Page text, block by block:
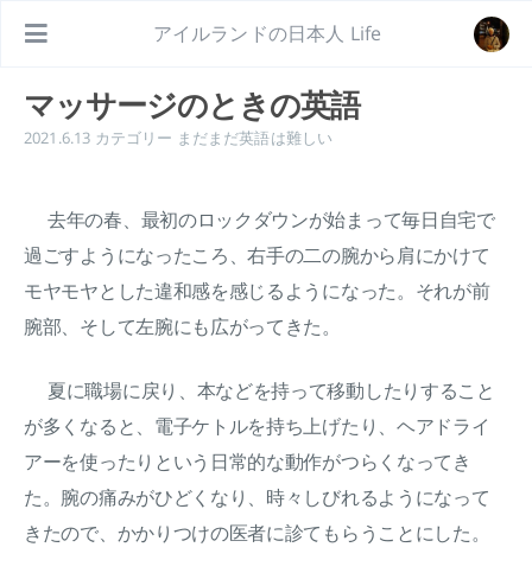
アイルランドの日本人 Life
マッサージのときの英語
2021.6.13 カテゴリー まだまだ英語は難しい
去年の春、最初のロックダウンが始まって毎日自宅で
過ごすようになったころ、右手の二の腕から肩にかけて
モヤモヤとした違和感を感じるようになった。それが前
腕部、そして左腕にも広がってきた。
夏に職場に戻り、本などを持って移動したりすること
が多くなると、電子ケトルを持ち上げたり、ヘアドライ
アーを使ったりという日常的な動作がつらくなってき
た。腕の痛みがひどくなり、時々しびれるようになって
きたので、かかりつけの医者に診てもらうことにした。